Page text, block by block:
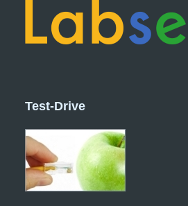
Test-Drive